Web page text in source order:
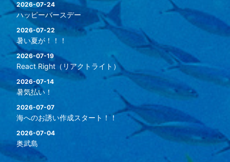
2026-07-24
ハッピーバースデー
2026-07-22
暑い夏が！！！
2026-07-19
React Right（リアクトライト）
2026-07-14
暑気払い！
2026-07-07
海へのお誘い作成スタート！！
2026-07-04
奥武島